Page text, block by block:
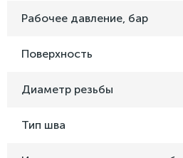
Рабочее давление, бар
Поверхность
Диаметр резьбы
Тип шва